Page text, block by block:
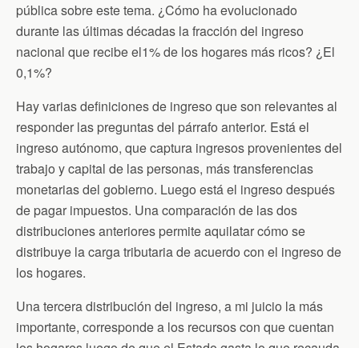
pública sobre este tema. ¿Cómo ha evolucionado
durante las últimas décadas la fracción del ingreso
nacional que recibe el1% de los hogares más ricos? ¿El
0,1%?
Hay varias definiciones de ingreso que son relevantes al
responder las preguntas del párrafo anterior. Está el
ingreso autónomo, que captura ingresos provenientes del
trabajo y capital de las personas, más transferencias
monetarias del gobierno. Luego está el ingreso después
de pagar impuestos. Una comparación de las dos
distribuciones anteriores permite aquilatar cómo se
distribuye la carga tributaria de acuerdo con el ingreso de
los hogares.
Una tercera distribución del ingreso, a mi juicio la más
importante, corresponde a los recursos con que cuentan